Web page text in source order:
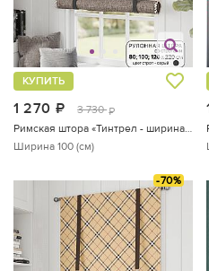
1 270 руб.
3 730 руб.
КУПИТЬ
Римская штора «Тинтрел - ширина 100 см»
Ширина 100 (см)
-70%